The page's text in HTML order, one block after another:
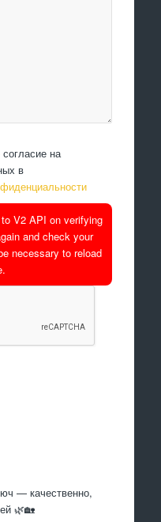
на
в
V2 API on verifying
and check your
necessary to reload
— качественно,
🌿🏡